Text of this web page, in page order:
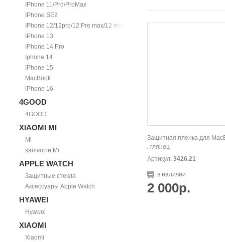
IPhone 11/Pro/ProMax
IPhone SE2
IPhone 12/12pro/12 Pro max/12 mini.
IPhone 13
IPhone 14 Pro
Iphone 14
IPhone 15
MacBook
iPhone 16
4GOOD
4GOOD
XIAOMI MI
Mi
запчасти Mi
APPLE WATCH
Защитные стекла
Аксессуары Apple Watch
HYAWEI
Hyawei
XIAOMI
Xiaomi
Защитная пленка для
, глянец
Артикул: 3426.21
в наличии
2 000р.